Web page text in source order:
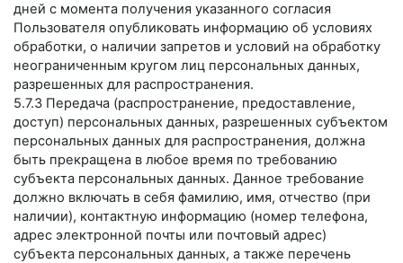
дней с момента получения указанного согласия
Пользователя опубликовать информацию об условиях
обработки, о наличии запретов и условий на обработку
неограниченным кругом лиц персональных данных,
разрешенных для распространения.
5.7.3 Передача (распространение, предоставление,
доступ) персональных данных, разрешенных субъектом
персональных данных для распространения, должна
быть прекращена в любое время по требованию
субъекта персональных данных. Данное требование
должно включать в себя фамилию, имя, отчество (при
наличии), контактную информацию (номер телефона,
адрес электронной почты или почтовый адрес)
субъекта персональных данных, а также перечень